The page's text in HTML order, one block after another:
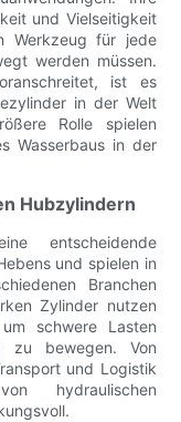
und Vielseitigkeit
Werkzeug für jede
werden müssen.
ist es
in der Welt
Rolle spielen
Wasserbaus in der
Hubzylindern
entscheidende
und spielen in
Branchen
Zylinder nutzen
schwere Lasten
zu bewegen. Von
und Logistik
hydraulischen